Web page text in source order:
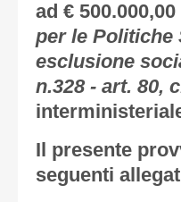
ad €
per le Politiche
esclusione
n.328 - art. 80,
Il presente
seguenti